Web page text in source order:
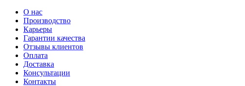
О нас
Производство
Карьеры
Гарантии качества
Отзывы клиентов
Оплата
Доставка
Консультации
Контакты